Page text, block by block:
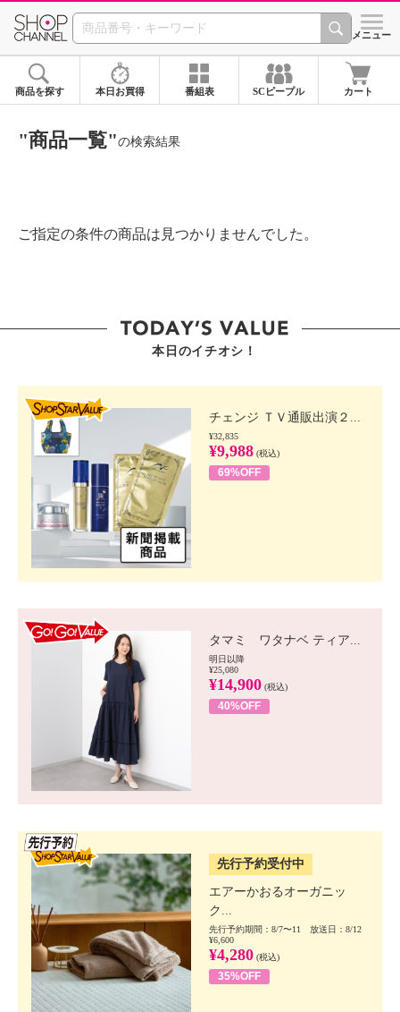
SHOP CHANNEL ショッ
メニュー
商品を探す 本日お買得 番組表 SCピープル カート
"商品一覧"の検索結果
ご指定の条件の商品は見つかりませんでした。
本日のイチオシ！
チェンジ ＴＶ通販出演２...
¥32,835
¥9,988 (税込)
69%OFF
タマミ ワタナベ ティア...
明日以降
¥25,080
¥14,900 (税込)
40%OFF
先行予約受付中
エアーかおるオーガニッ
ク...
先行予約期間：8/7〜11 放送日：8/12
¥6,600
¥4,280 (税込)
35%OFF